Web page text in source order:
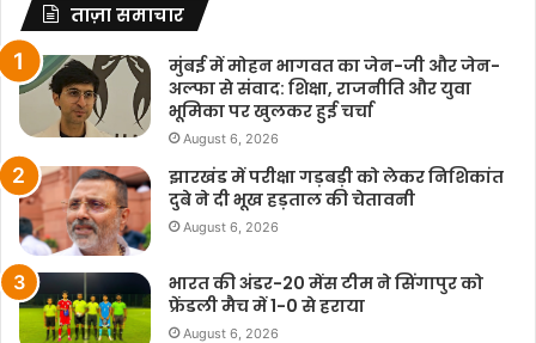
ताज़ा समाचार
मुंबई में मोहन भागवत का जेन-जी और जेन-
अल्फा से संवाद: शिक्षा, राजनीति और युवा
भूमिका पर खुलकर हुई चर्चा
August 6, 2026
झारखंड में परीक्षा गड़बड़ी को लेकर निशिकांत
दुबे ने दी भूख हड़ताल की चेतावनी
August 6, 2026
भारत की अंडर-20 मेंस टीम ने सिंगापुर को
फ्रेंडली मैच में 1-0 से हराया
August 6, 2026